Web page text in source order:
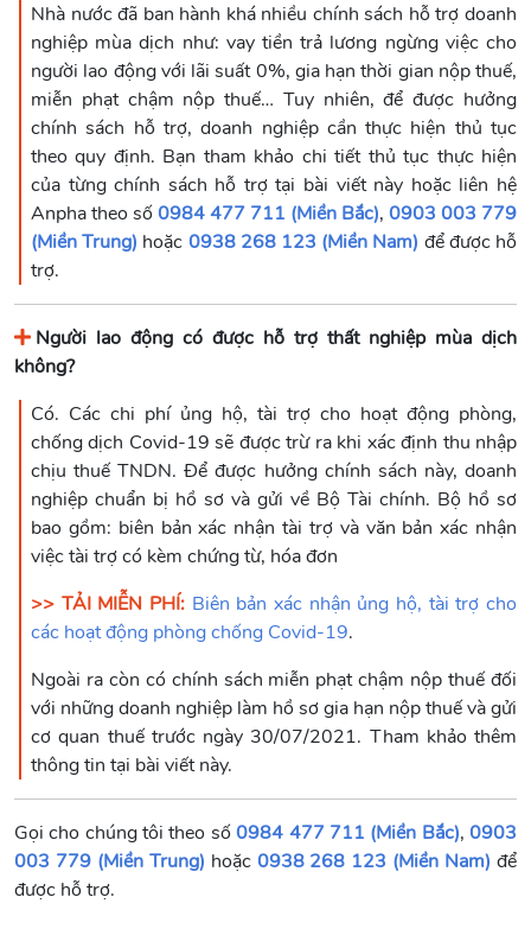
Nhà nước đã ban hành khá nhiều chính sách hỗ trợ doanh
nghiệp mùa dịch như: vay tiền trả lương ngừng việc cho
người lao động với lãi suất 0%, gia hạn thời gian nộp thuế,
miễn phạt chậm nộp thuế… Tuy nhiên, để được hưởng
chính sách hỗ trợ, doanh nghiệp cần thực hiện thủ tục
theo quy định. Bạn tham khảo chi tiết thủ tục thực hiện
của từng chính sách hỗ trợ tại bài viết này hoặc liên hệ
Anpha theo số 0984 477 711 (Miền Bắc), 0903 003 779
(Miền Trung) hoặc 0938 268 123 (Miền Nam) để được hỗ
trợ.
Người lao động có được hỗ trợ thất nghiệp mùa dịch
không?
Có. Các chi phí ủng hộ, tài trợ cho hoạt động phòng,
chống dịch Covid-19 sẽ được trừ ra khi xác định thu nhập
chịu thuế TNDN. Để được hưởng chính sách này, doanh
nghiệp chuẩn bị hồ sơ và gửi về Bộ Tài chính. Bộ hồ sơ
bao gồm: biên bản xác nhận tài trợ và văn bản xác nhận
việc tài trợ có kèm chứng từ, hóa đơn
>> TẢI MIỄN PHÍ: Biên bản xác nhận ủng hộ, tài trợ cho
các hoạt động phòng chống Covid-19.
Ngoài ra còn có chính sách miễn phạt chậm nộp thuế đối
với những doanh nghiệp làm hồ sơ gia hạn nộp thuế và gửi
cơ quan thuế trước ngày 30/07/2021. Tham khảo thêm
thông tin tại bài viết này.
Gọi cho chúng tôi theo số0984 477 711 (Miền Bắc),0903
003 779 (Miền Trung) hoặc 0938 268 123 (Miền Nam) để
được hỗ trợ.